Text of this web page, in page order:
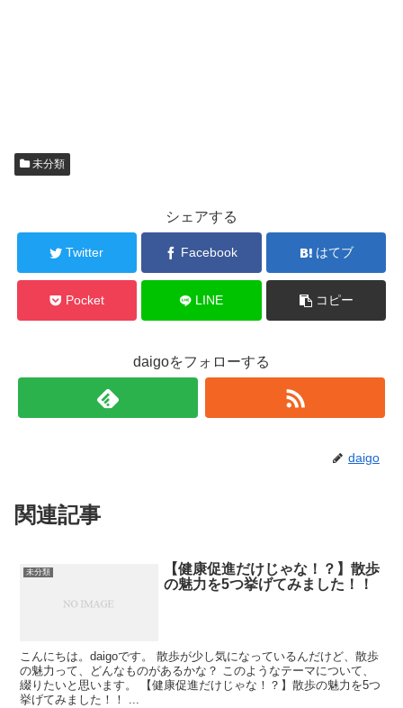
未分類
シェアする
Twitter Facebook はてブ
Pocket LINE コピー
daigoをフォローする
daigo
関連記事
未分類
【健康促進だけじゃな！？】散歩
の魅力を5つ挙げてみました！！
こんにちは。daigoです。 散歩が少し気になっているんだけど、散歩
の魅力って、どんなものがあるかな？ このようなテーマについて、
綴りたいと思います。 【健康促進だけじゃな！？】散歩の魅力を5つ
挙げてみました！！ ...